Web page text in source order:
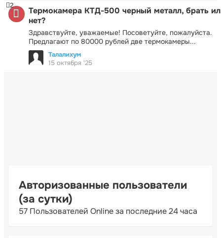
Термокамера КТД-500 черный металл, брать
нет?
Здравствуйте, уважаемые! Посоветуйте, пожалуйста.
Предлагают по 80000 рублей две термокамеры...
2
Талалихум
15 октября '25
Авторизованные пользователи
(за сутки)
57 Пользователей Online за последние 24 часа